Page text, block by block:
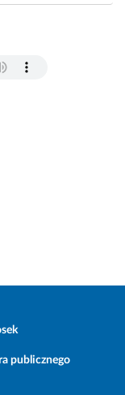
publicznego